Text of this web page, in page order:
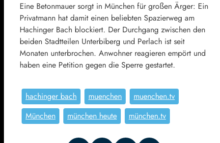
Eine Betonmauer sorgt in München für großen Ärger: Ein
Privatmann hat damit einen beliebten Spazierweg am
Hachinger Bach blockiert. Der Durchgang zwischen den
beiden Stadtteilen Unterbiberg und Perlach ist seit
Monaten unterbrochen. Anwohner reagieren empört und
haben eine Petition gegen die Sperre gestartet.
hachinger bach muenchen
muenchen.tv
München
münchen heute münchen.tv